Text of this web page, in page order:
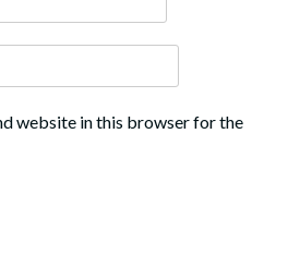
website in this browser for the